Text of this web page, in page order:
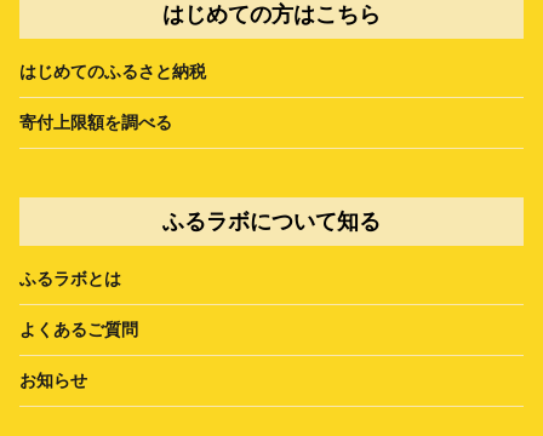
はじめての方はこちら
はじめてのふるさと納税
寄付上限額を調べる
ふるラボについて知る
ふるラボとは
よくあるご質問
お知らせ